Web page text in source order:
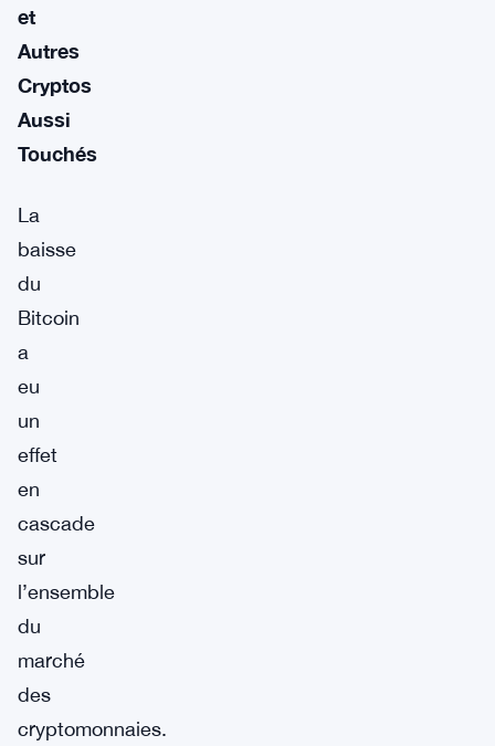
et
Autres
Cryptos
Aussi
Touchés
La
baisse
du
Bitcoin
a
eu
un
effet
en
cascade
sur
l’ensemble
du
marché
des
cryptomonnaies.